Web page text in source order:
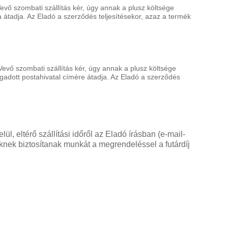
szombati szállítás kér, úgy annak a plusz költsége
Az Eladó a szerződés teljesítésekor, azaz a termék
szombati szállítás kér, úgy annak a plusz költsége
postahivatal címére átadja. Az Eladó a szerződés
eltérő szállítási időről az Eladó írásban (e-mail-
biztosítanak munkát a megrendeléssel a futárdíj